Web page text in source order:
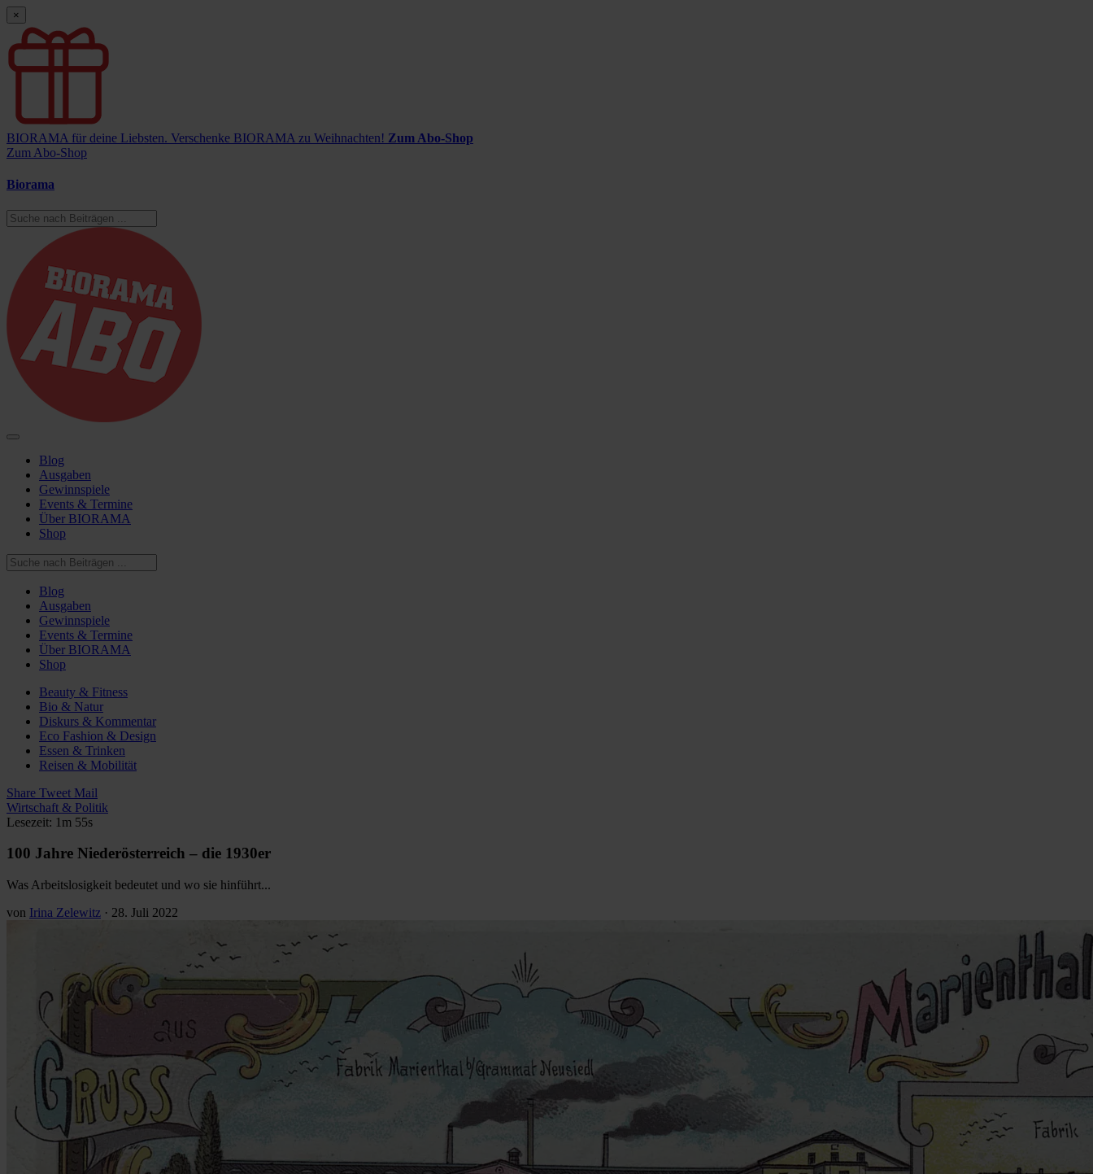
×
BIORAMA für deine Liebsten. Verschenke BIORAMA zu Weihnachten! Zum Abo-Shop
Zum Abo-Shop
Biorama
Blog
Ausgaben
Gewinnspiele
Events & Termine
Über BIORAMA
Shop
Blog
Ausgaben
Gewinnspiele
Events & Termine
Über BIORAMA
Shop
Beauty & Fitness
Bio & Natur
Diskurs & Kommentar
Eco Fashion & Design
Essen & Trinken
Reisen & Mobilität
Share Tweet Mail
Wirtschaft & Politik
Lesezeit: 1m 55s
100 Jahre Niederösterreich – die 1930er
Was Arbeitslosigkeit bedeutet und wo sie hinführt...
von Irina Zelewitz · 28. Juli 2022